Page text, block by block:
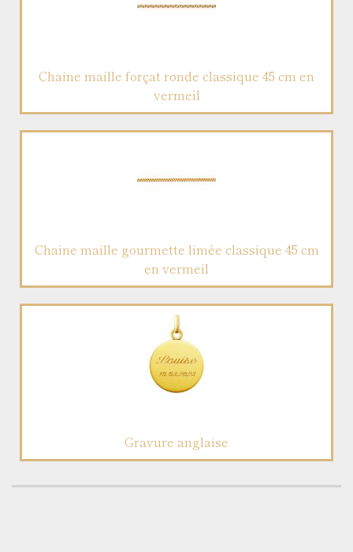
Chaine maille forçat ronde classique 45 cm en
vermeil
Chaine maille gourmette limée classique 45 cm
en vermeil
Gravure anglaise